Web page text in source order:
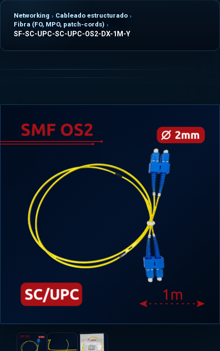
Networking
Cableado estructurado
Fibra (FO, MPO, patch-cords)
SF-SC-UPC-SC-UPC-OS2-DX-1M-Y